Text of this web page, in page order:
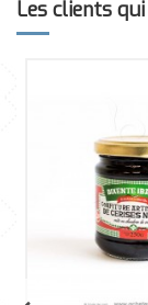
Les clients